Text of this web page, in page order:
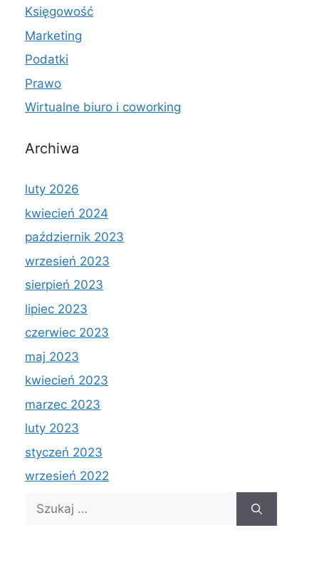
Księgowość
Marketing
Podatki
Prawo
Wirtualne biuro i coworking
Archiwa
luty 2026
kwiecień 2024
październik 2023
wrzesień 2023
sierpień 2023
lipiec 2023
czerwiec 2023
maj 2023
kwiecień 2023
marzec 2023
luty 2023
styczeń 2023
wrzesień 2022
Szukaj: